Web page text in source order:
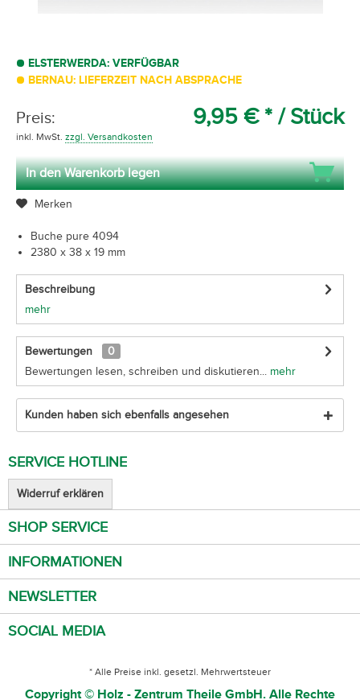
ELSTERWERDA: VERFÜGBAR
BERNAU: LIEFERZEIT NACH ABSPRACHE
Preis: 9,95 € * / Stück
inkl. MwSt. zzgl. Versandkosten
In den Warenkorb legen
Merken
Buche pure 4094
2380 x 38 x 19 mm
Beschreibung
mehr
Bewertungen
0
Bewertungen lesen, schreiben und diskutieren... mehr
Kunden haben sich ebenfalls angesehen
SERVICE HOTLINE
Widerruf erklären
SHOP SERVICE
INFORMATIONEN
NEWSLETTER
SOCIAL MEDIA
* Alle Preise inkl. gesetzl. Mehrwertsteuer
Copyright © Holz - Zentrum Theile GmbH. Alle Rechte